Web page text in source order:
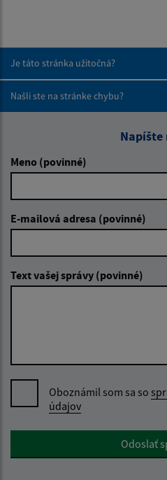
Je táto stránka užitočná?
Našli ste na stránke chybu?
Napíšte
Meno (povinné)
E-mailová adresa (povinné)
Text vašej správy (povinné)
Oboznámil som sa so
údajov
Google reCaptcha ResponseOdoslať